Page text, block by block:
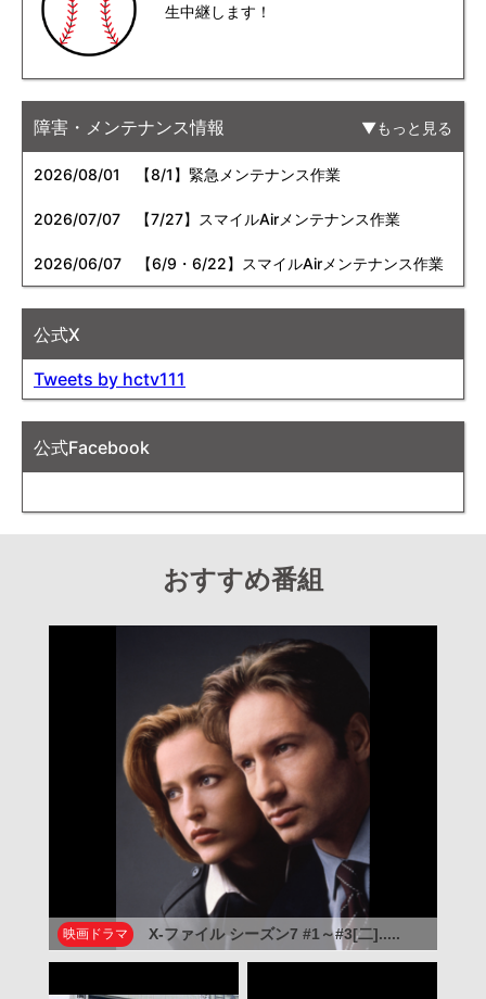
生中継します！
障害・メンテナンス情報 もっと見る
2026/08/01 【8/1】緊急メンテナンス作業
2026/07/07 【7/27】スマイルAirメンテナンス作業
2026/06/07 【6/9・6/22】スマイルAirメンテナンス作業
公式X
Tweets by hctv111
公式Facebook
おすすめ番組